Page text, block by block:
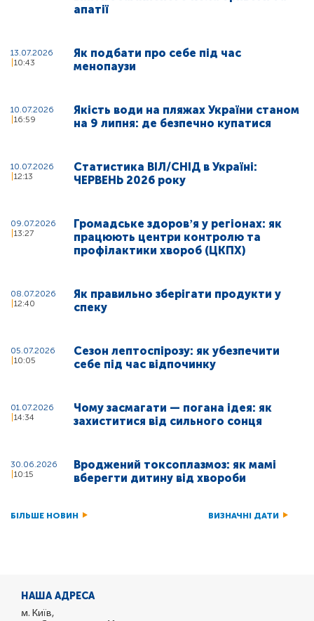
апатії
13.07.2026
10:43
Як подбати про себе під час
менопаузи
10.07.2026
16:59
Якість води на пляжах України станом
на 9 липня: де безпечно купатися
10.07.2026
12:13
Статистика ВІЛ/СНІД в Україні:
ЧЕРВЕНЬ 2026 року
09.07.2026
13:27
Громадське здоровʼя у регіонах: як
працюють центри контролю та
профілактики хвороб (ЦКПХ)
08.07.2026
12:40
Як правильно зберігати продукти у
спеку
05.07.2026
10:05
Сезон лептоспірозу: як убезпечити
себе під час відпочинку
01.07.2026
14:34
Чому засмагати — погана ідея: як
захиститися від сильного сонця
30.06.2026
10:15
Вроджений токсоплазмоз: як мамі
вберегти дитину від хвороби
БІЛЬШЕ НОВИН ВИЗНАЧНІ ДАТИ
НАША АДРЕСА
м. Київ,